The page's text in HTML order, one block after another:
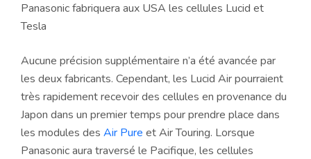
Panasonic fabriquera aux USA les cellules Lucid et
Tesla
Aucune précision supplémentaire n’a été avancée par
les deux fabricants. Cependant, les Lucid Air pourraient
très rapidement recevoir des cellules en provenance du
Japon dans un premier temps pour prendre place dans
les modules des Air Pure et Air Touring. Lorsque
Panasonic aura traversé le Pacifique, les cellules